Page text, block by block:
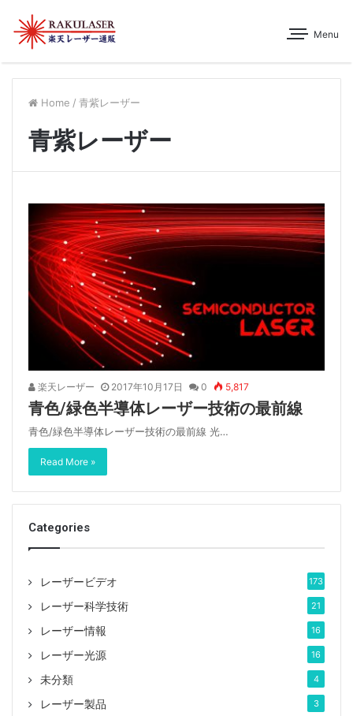
Menu
Home / 青紫レーザー
青紫レーザー
楽天レーザー 2017年10月17日 0 5,817
青色/緑色半導体レーザー技術の最前線
青色/緑色半導体レーザー技術の最前線 光…
Read More »
Categories
レーザービデオ 173
レーザー科学技術 21
レーザー情報 16
レーザー光源 16
未分類 4
レーザー製品 3